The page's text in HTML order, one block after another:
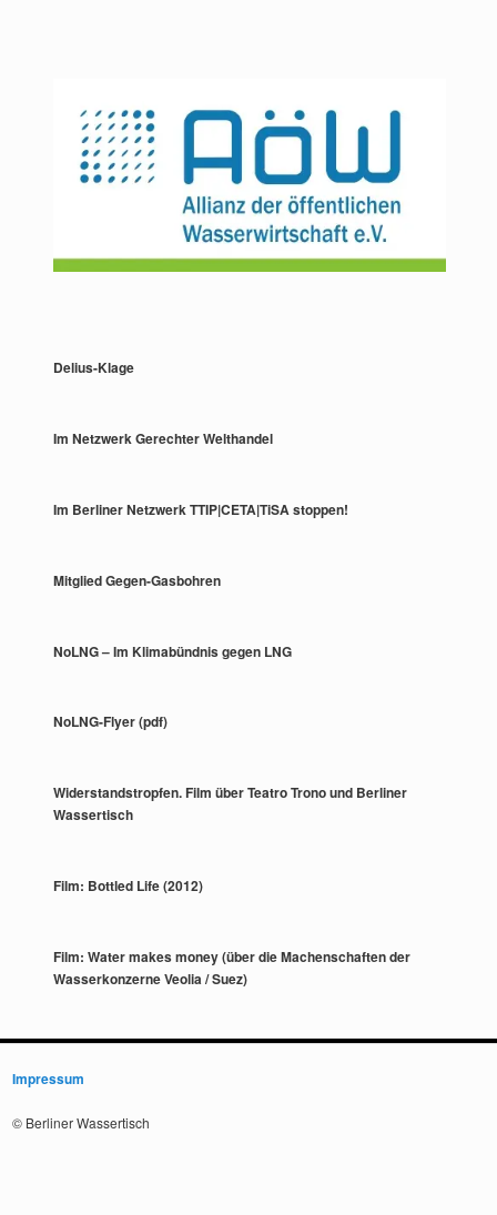
Delius-Klage
Im Netzwerk Gerechter Welthandel
Im Berliner Netzwerk TTIP|CETA|TiSA stoppen!
Mitglied Gegen-Gasbohren
NoLNG – Im Klimabündnis gegen LNG
NoLNG-Flyer (pdf)
Widerstandstropfen. Film über Teatro Trono und Berliner
Wassertisch
Film: Bottled Life (2012)
Film: Water makes money (über die Machenschaften der
Wasserkonzerne Veolia / Suez)
Impressum
© Berliner Wassertisch